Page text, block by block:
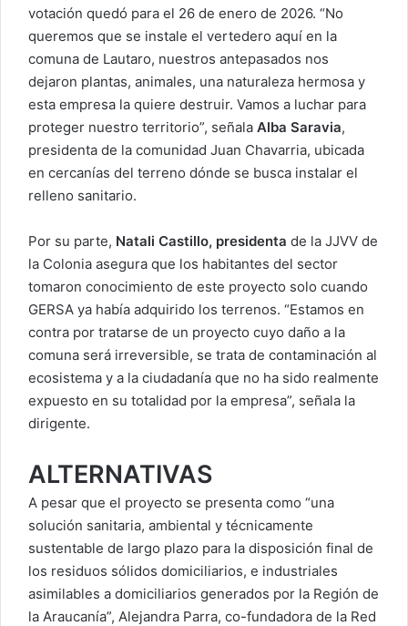
votación quedó para el 26 de enero de 2026. “No
queremos que se instale el vertedero aquí en la
comuna de Lautaro, nuestros antepasados nos
dejaron plantas, animales, una naturaleza hermosa y
esta empresa la quiere destruir. Vamos a luchar para
proteger nuestro territorio”, señala Alba Saravia,
presidenta de la comunidad Juan Chavarria, ubicada
en cercanías del terreno dónde se busca instalar el
relleno sanitario.
Por su parte, Natali Castillo, presidenta de la JJVV de
la Colonia asegura que los habitantes del sector
tomaron conocimiento de este proyecto solo cuando
GERSA ya había adquirido los terrenos. “Estamos en
contra por tratarse de un proyecto cuyo daño a la
comuna será irreversible, se trata de contaminación al
ecosistema y a la ciudadanía que no ha sido realmente
expuesto en su totalidad por la empresa”, señala la
dirigente.
ALTERNATIVAS
A pesar que el proyecto se presenta como “una
solución sanitaria, ambiental y técnicamente
sustentable de largo plazo para la disposición final de
los residuos sólidos domiciliarios, e industriales
asimilables a domiciliarios generados por la Región de
la Araucanía”, Alejandra Parra, co-fundadora de la Red